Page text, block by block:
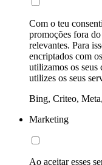
Com o teu
promoções fora
relevantes. Para
encriptados com
utilizamos os seus
utilizes os seus
Bing, Criteo,
Marketing
Ao aceitar esses